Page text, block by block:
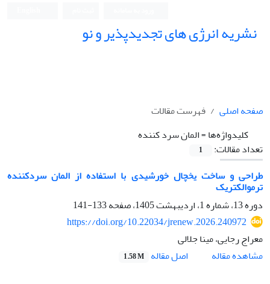
نشریه انرژی های تجدیدپذیر و نو
صفحه اصلی
فهرست مقالات
کلیدواژه‌ها =المان سرد کننده
تعداد مقالات:
1
طراحی و ساخت یخچال خورشیدی با استفاده از المان سردکننده
ترموالکتریک
دوره 13، شماره 1، اردیبهشت 1405، صفحه
133-141
https://doi.org/10.22034/jrenew.2026.240972
معراج رجایی، مینا جلالی
مشاهده مقاله
اصل مقاله 1.58 M